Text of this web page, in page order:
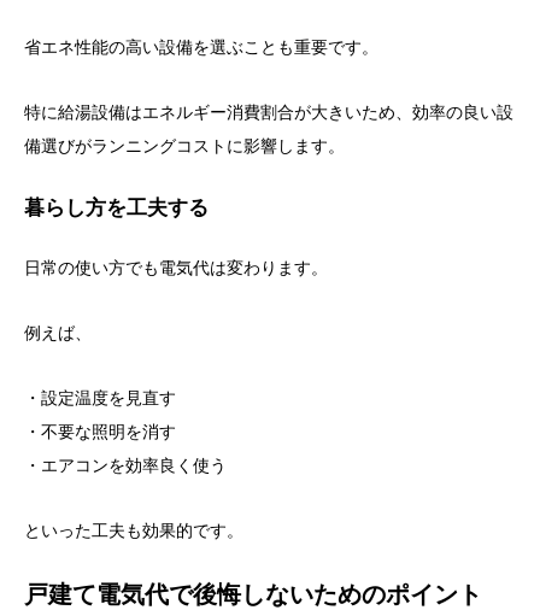
省エネ性能の高い設備を選ぶことも重要です。
特に給湯設備はエネルギー消費割合が大きいため、効率の良い設
備選びがランニングコストに影響します。
暮らし方を工夫する
日常の使い方でも電気代は変わります。
例えば、
・設定温度を見直す
・不要な照明を消す
・エアコンを効率良く使う
といった工夫も効果的です。
戸建て電気代で後悔しないためのポイント